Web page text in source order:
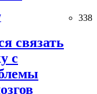
338
связать
с